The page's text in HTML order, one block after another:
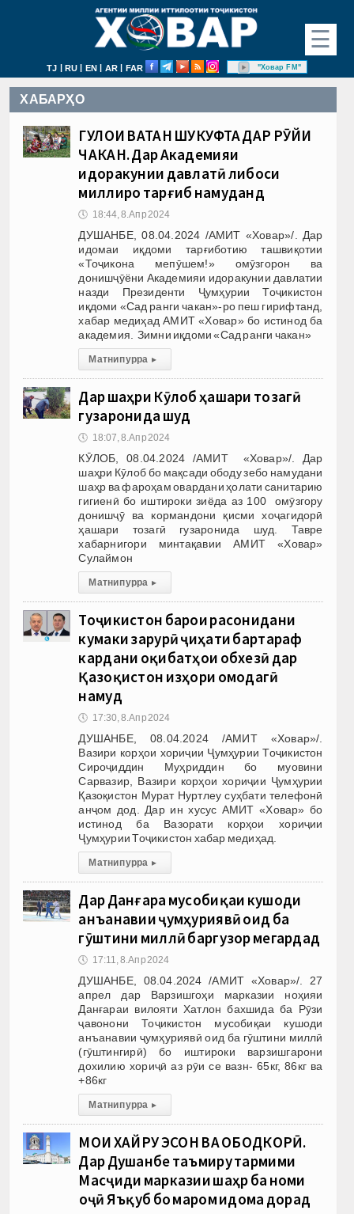
☰
TJ | RU | EN | AR | FAR "Ховар FM"
ХАБАРҲО
ГУЛҲОИ ВАТАН ШУКУФТА ДАР РӮЙИ
ЧАКАН. Дар Академияи
идоракунии давлатӣ либоси
миллиро тарғиб намуданд
🕔 18:44, 8.Апр 2024
ДУШАНБЕ, 08.04.2024 /АМИТ «Ховар»/. Дар
идомаи иқдоми тарғиботию ташвиқотии
«Тоҷикона мепӯшем!» омӯзгорон ва
донишҷӯёни Академияи идоракунии давлатии
назди Президенти Ҷумҳурии Тоҷикистон
иқдоми «Сад ранги чакан»-ро пеш гирифтанд,
хабар медиҳад АМИТ «Ховар» бо истинод ба
академия. Зимни иқдоми «Сад ранги чакан»
Матни пурра ▸
Дар шаҳри Кӯлоб ҳашари тозагӣ
гузаронида шуд
🕔 18:07, 8.Апр 2024
КӮЛОБ, 08.04.2024 /АМИТ «Ховар»/. Дар
шаҳри Кӯлоб бо мақсади ободу зебо намудани
шаҳр ва фароҳам овардани ҳолати санитарию
гигиенӣ бо иштироки зиёда аз 100 омӯзгору
донишҷӯ ва кормандони қисми хоҷагидорӣ
ҳашари тозагӣ гузаронида шуд. Тавре
хабарнигори минтақавии АМИТ «Ховар»
Сулаймон
Матни пурра ▸
Тоҷикистон барои расонидани
кумаки зарурӣ ҷиҳати бартараф
кардани оқибатҳои обхезӣ дар
Қазоқистон изҳори омодагӣ
намуд
🕔 17:30, 8.Апр 2024
ДУШАНБЕ, 08.04.2024 /АМИТ «Ховар»/.
Вазири корҳои хориҷии Ҷумҳурии Тоҷикистон
Сироҷиддин Муҳриддин бо муовини
Сарвазир, Вазири корҳои хориҷии Ҷумҳурии
Қазоқистон Мурат Нуртлеу суҳбати телефонӣ
анҷом дод. Дар ин хусус АМИТ «Ховар» бо
истинод ба Вазорати корҳои хориҷии
Ҷумҳурии Тоҷикистон хабар медиҳад.
Матни пурра ▸
Дар Данғара мусобиқаи кушоди
анъанавии ҷумҳуриявӣ оид ба
гӯштини миллӣ баргузор мегардад
🕔 17:11, 8.Апр 2024
ДУШАНБЕ, 08.04.2024 /АМИТ «Ховар»/. 27
апрел дар Варзишгоҳи марказии ноҳияи
Данғараи вилояти Хатлон бахшида ба Рӯзи
ҷавонони Тоҷикистон мусобиқаи кушоди
анъанавии ҷумҳуриявӣ оид ба гӯштини миллӣ
(гӯштингирӣ) бо иштироки варзишгарони
дохилию хориҷӣ аз рӯи се вазн- 65кг, 86кг ва
+86кг
Матни пурра ▸
МОҲИ ХАЙРУ ЭҲСОН ВА ОБОДКОРӢ.
Дар Душанбе таъмиру тармими
Масҷиди марказии шаҳр ба номи
Ҳоҷӣ Яъқуб бо маром идома дорад